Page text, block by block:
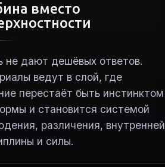
вместо
не дают дешёвых ответов.
ведут в слой, где
перестаёт быть инстинктом
и становится системой
различения, внутренней
и силы.